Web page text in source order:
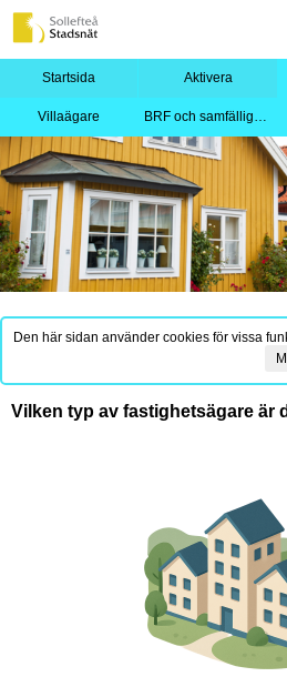
Startsida Aktivera
Villaägare BRF och samfällighet
Den här sidan använder cookies för vissa
Vilken typ av fastighetsägare är